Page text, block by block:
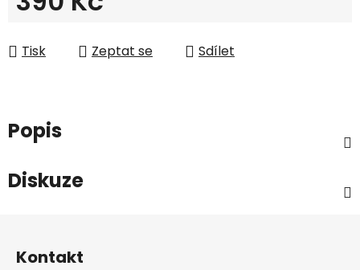
Tisk
Zeptat se Sdílet
Popis
Diskuze
Kontakt